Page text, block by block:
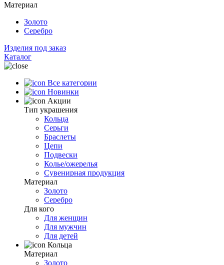
Материал
Золото
Серебро
Изделия под заказ
Каталог
Все категории
Новинки
Акции
Тип украшения
Кольца
Серьги
Браслеты
Цепи
Подвески
Колье/ожерелья
Сувенирная продукция
Материал
Золото
Серебро
Для кого
Для женщин
Для мужчин
Для детей
Кольца
Материал
Золото